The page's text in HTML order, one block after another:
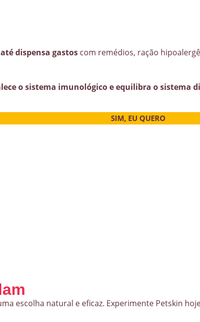
dispensa gastos com remédios, ração
o sistema imunológico e equilibra o sistema
SIM, EU QUERO
escolha natural e eficaz. Experimente Petskin